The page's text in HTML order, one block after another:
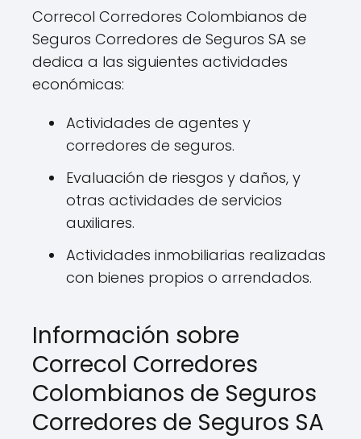
Correcol Corredores Colombianos de
Seguros Corredores de Seguros SA se
dedica a las siguientes actividades
económicas:
Actividades de agentes y
corredores de seguros.
Evaluación de riesgos y daños, y
otras actividades de servicios
auxiliares.
Actividades inmobiliarias realizadas
con bienes propios o arrendados.
Información sobre
Correcol Corredores
Colombianos de Seguros
Corredores de Seguros SA